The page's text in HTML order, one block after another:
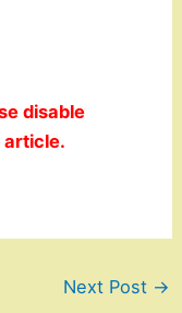
disable
article.
Next Post →